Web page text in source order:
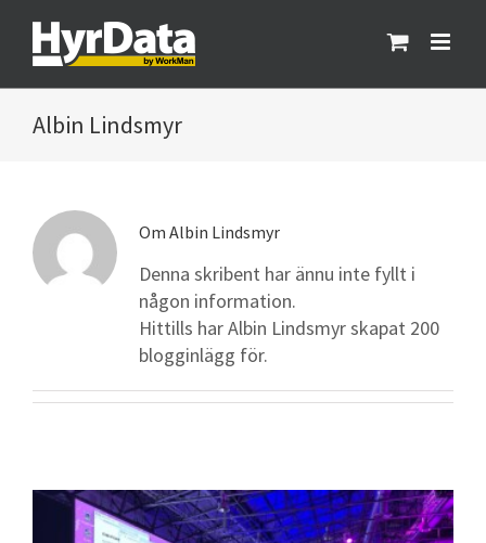
innehållet
Albin Lindsmyr
Om Albin Lindsmyr
Denna skribent har ännu inte fyllt i
någon information.
Hittills har Albin Lindsmyr skapat 200
blogginlägg för.